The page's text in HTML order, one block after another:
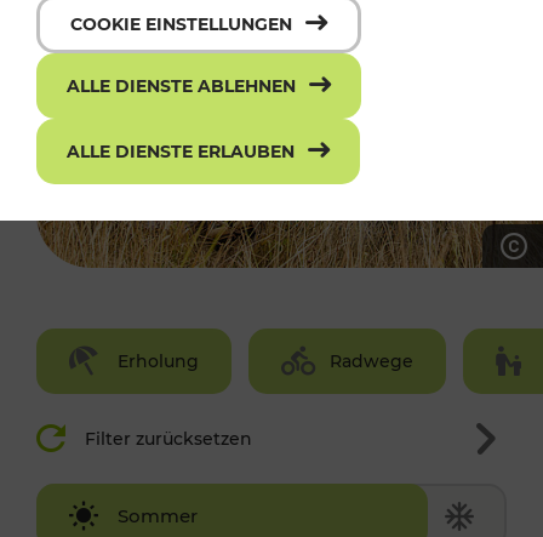
Erholung Radwege
Filter zurücksetzen
Sommer
Winter
COOKIE EINSTELLUNGEN
ALLE DIENSTE ABLEHNEN
ALLE DIENSTE ERLAUBEN